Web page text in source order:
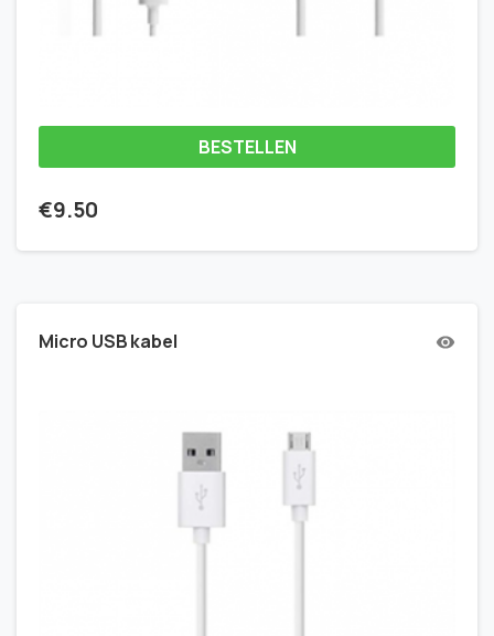
BESTELLEN
€9.50
Micro USB kabel